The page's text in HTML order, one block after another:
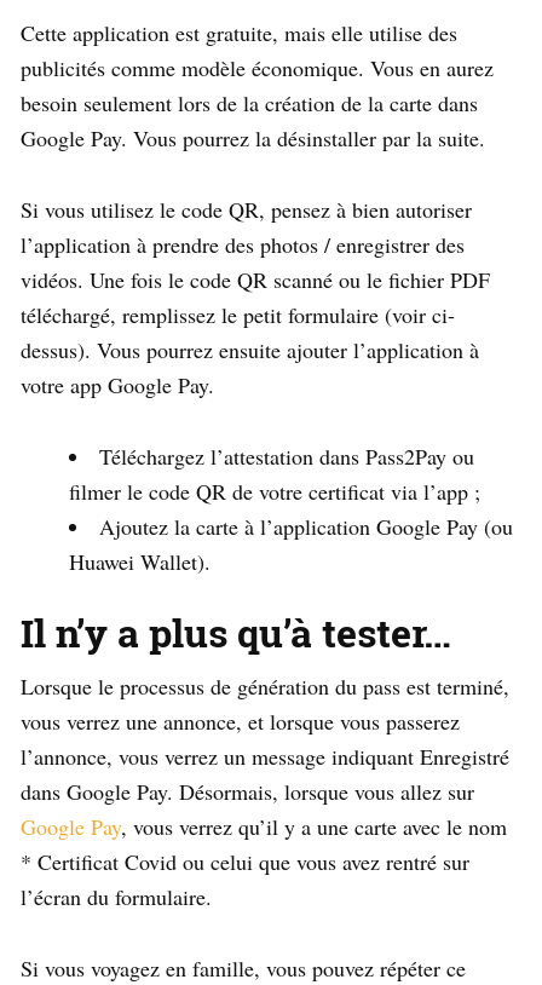
Cette application est gratuite, mais elle utilise des
publicités comme modèle économique. Vous en aurez
besoin seulement lors de la création de la carte dans
Google Pay. Vous pourrez la désinstaller par la suite.
Si vous utilisez le code QR, pensez à bien autoriser
l’application à prendre des photos / enregistrer des
vidéos. Une fois le code QR scanné ou le fichier PDF
téléchargé, remplissez le petit formulaire (voir ci-
dessus). Vous pourrez ensuite ajouter l’application à
votre app Google Pay.
Téléchargez l’attestation dans Pass2Pay ou
filmer le code QR de votre certificat via l’app ;
Ajoutez la carte à l’application Google Pay (ou
Huawei Wallet).
Il n’y a plus qu’à tester…
Lorsque le processus de génération du pass est terminé,
vous verrez une annonce, et lorsque vous passerez
l’annonce, vous verrez un message indiquant Enregistré
dans Google Pay. Désormais, lorsque vous allez sur
Google Pay, vous verrez qu’il y a une carte avec le nom
* Certificat Covid ou celui que vous avez rentré sur
l’écran du formulaire.
Si vous voyagez en famille, vous pouvez répéter ce